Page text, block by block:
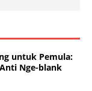
untuk Pemula:
Nge-blank